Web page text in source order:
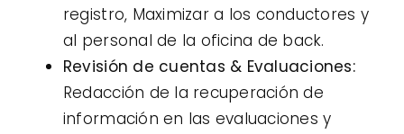
registro, Maximizar a los conductores y
al personal de la oficina de back.
Revisión de cuentas & Evaluaciones:
Redacción de la recuperación de
información en las evaluaciones y